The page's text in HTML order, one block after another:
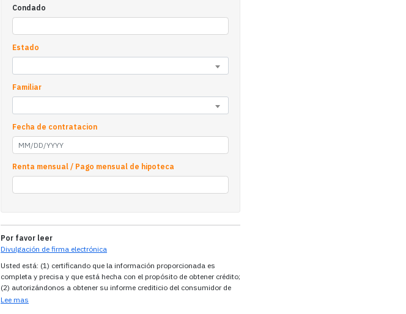
Condado
Estado
Familiar
Fecha de contratacion
Renta mensual / Pago mensual de hipoteca
Por favor leer
Divulgación de firma electrónica
Usted está: (1) certificando que la información proporcionada es
completa y precisa y que está hecha con el propósito de obtener crédito;
(2) autorizándonos a obtener su informe crediticio del consumidor de
una o más agencias de informes crediticios, esta será una consulta
Lee mas